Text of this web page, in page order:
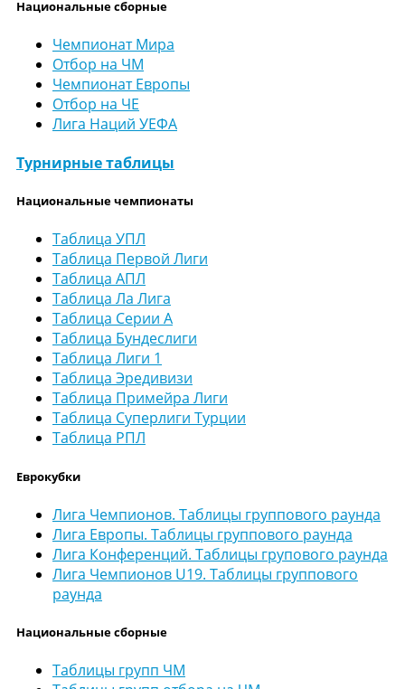
Национальные сборные
Чемпионат Мира
Отбор на ЧМ
Чемпионат Европы
Отбор на ЧЕ
Лига Наций УЕФА
Турнирные таблицы
Национальные чемпионаты
Таблица УПЛ
Таблица Первой Лиги
Таблица АПЛ
Таблица Ла Лига
Таблица Серии А
Таблица Бундеслиги
Таблица Лиги 1
Таблица Эредивизи
Таблица Примейра Лиги
Таблица Суперлиги Турции
Таблица РПЛ
Еврокубки
Лига Чемпионов. Таблицы группового раунда
Лига Европы. Таблицы группового раунда
Лига Конференций. Таблицы групового раунда
Лига Чемпионов U19. Таблицы группового
раунда
Национальные сборные
Таблицы групп ЧМ